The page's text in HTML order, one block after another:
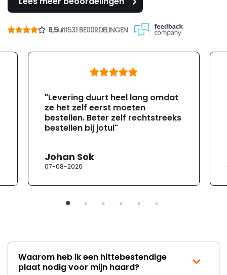
8,5uit1531 BE00RDELINGEN
"Levering duurt heel lang omdat
ze het zelf eerst moeten
bestellen. Beter zelf rechtstreeks
bestellen bij jotul"
Johan Sok
07-08-2026
Waarom heb ik een hittebestendige
plaat nodig voor mijn haard?